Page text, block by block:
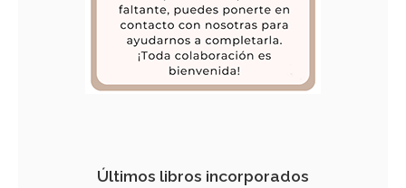
Últimos libros incorporados